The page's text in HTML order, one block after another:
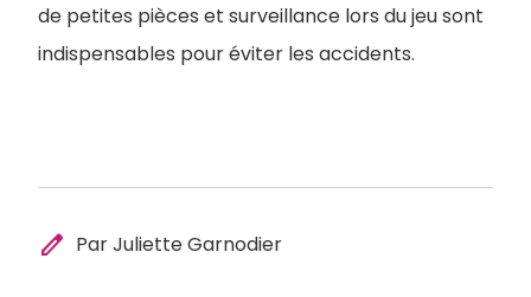
de petites pièces et surveillance lors du jeu sont
indispensables pour éviter les accidents.
edit Par Juliette Garnodier